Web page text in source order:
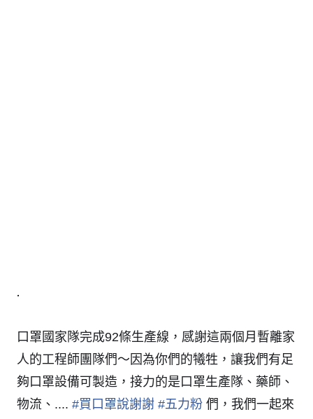
.
口罩國家隊完成92條生產線，感謝這兩個月暫離家
人的工程師團隊們～因為你們的犧牲，讓我們有足
夠口罩設備可製造，接力的是口罩生產隊、藥師、
物流、.... #買口罩說謝謝 #五力粉 們，我們一起來